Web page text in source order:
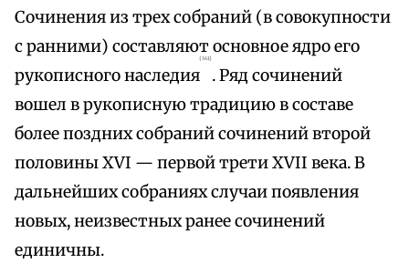
Сочинения из трех собраний (в совокупности
с ранними) составляют основное ядро его
рукописного наследия
{341}
. Ряд сочинений
вошел в рукописную традицию в составе
более поздних собраний сочинений второй
половины XVI — первой трети XVII века. В
дальнейших собраниях случаи появления
новых, неизвестных ранее сочинений
единичны.